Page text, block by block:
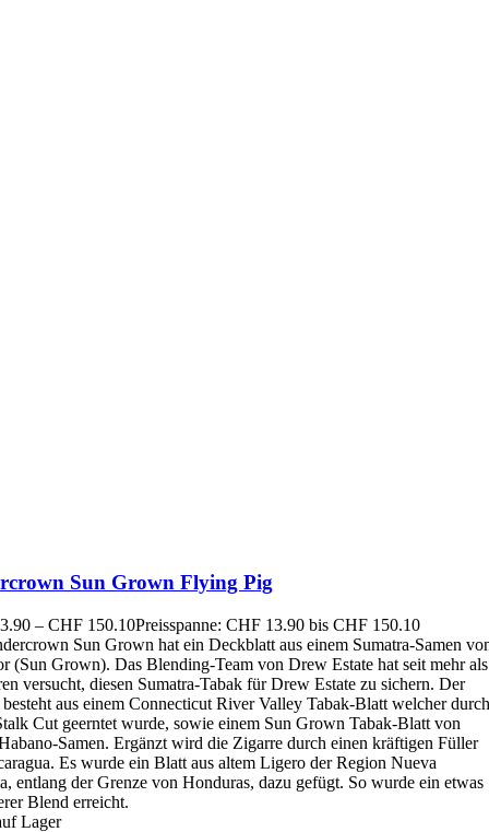
Sun Grown Flying Pig
– CHF 150.10Preisspanne: CHF 13.90 bis CHF 150.10
Sun Grown hat ein Deckblatt aus einem Sumatra-Samen
(Sun Grown). Das Blending-Team von Drew Estate hat seit mehr als
versucht, diesen Sumatra-Tabak für Drew Estate zu sichern. Der
aus einem Connecticut River Valley Tabak-Blatt welcher durch
Cut geerntet wurde, sowie einem Sun Grown Tabak-Blatt von
Samen. Ergänzt wird die Zigarre durch einen kräftigen Füller
Es wurde ein Blatt aus altem Ligero der Region Nueva
entlang der Grenze von Honduras, dazu gefügt. So wurde ein etwas
Blend erreicht.
Lager